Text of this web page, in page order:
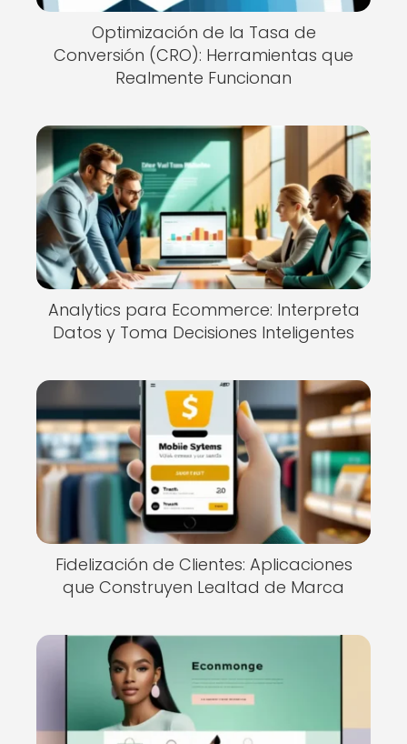
Optimización de la Tasa de
Conversión (CRO): Herramientas que
Realmente Funcionan
Analytics para Ecommerce: Interpreta
Datos y Toma Decisiones Inteligentes
Fidelización de Clientes: Aplicaciones
que Construyen Lealtad de Marca